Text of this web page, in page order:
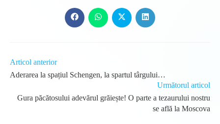
CONTENT
Opens
in
Opens
in
Opens
in
Opens
in
Read
more
articles
Articol anterior
Aderarea la spațiul Schengen, la spartul târgului…
Următorul articol
Gura păcătosului adevărul grăiește! O parte a tezaurului nostru
se află la Moscova